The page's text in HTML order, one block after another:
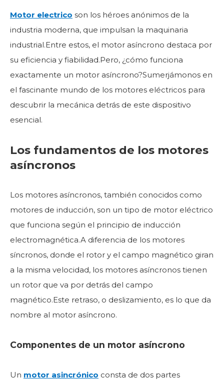
Motor electrico son los héroes anónimos de la
industria moderna, que impulsan la maquinaria
industrial.Entre estos, el motor asíncrono destaca por
su eficiencia y fiabilidad.Pero, ¿cómo funciona
exactamente un motor asíncrono?Sumerjámonos en
el fascinante mundo de los motores eléctricos para
descubrir la mecánica detrás de este dispositivo
esencial.
Los fundamentos de los motores
asíncronos
Los motores asíncronos, también conocidos como
motores de inducción, son un tipo de motor eléctrico
que funciona según el principio de inducción
electromagnética.A diferencia de los motores
síncronos, donde el rotor y el campo magnético giran
a la misma velocidad, los motores asíncronos tienen
un rotor que va por detrás del campo
magnético.Este retraso, o deslizamiento, es lo que da
nombre al motor asíncrono.
Componentes de un motor asíncrono
Un motor asincrónico consta de dos partes